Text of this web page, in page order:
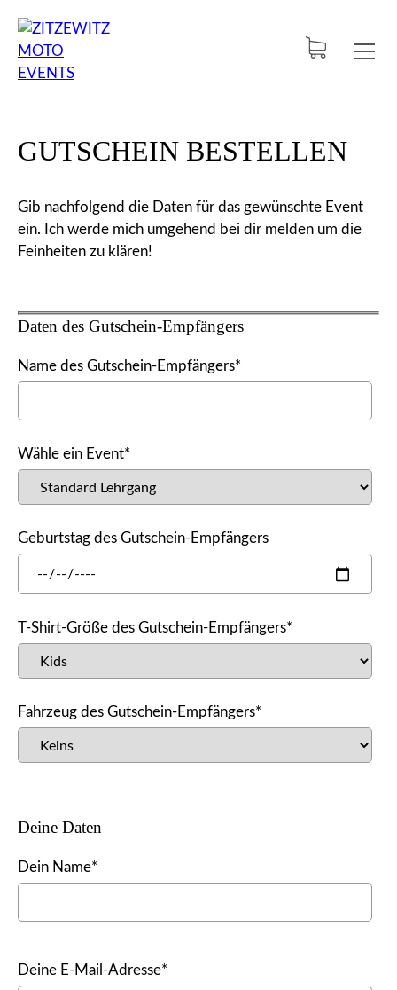
GUTSCHEIN BESTELLEN
Gib nachfolgend die Daten für das gewünschte Event
ein. Ich werde mich umgehend bei dir melden um die
Feinheiten zu klären!
Daten des Gutschein-Empfängers
Name des Gutschein-Empfängers*
Wähle ein Event*
Geburtstag des Gutschein-Empfängers
T-Shirt-Größe des Gutschein-Empfängers*
Fahrzeug des Gutschein-Empfängers*
Deine Daten
Dein Name*
lasse
Deine E-Mail-Adresse*